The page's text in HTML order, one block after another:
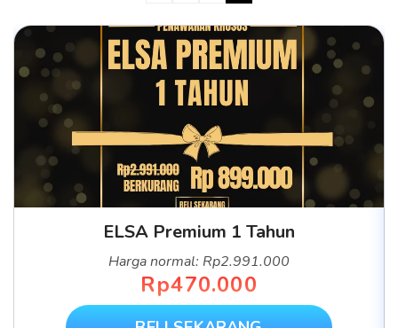
ELSA Premium 1 Tahun
Harga normal: Rp2.991.000
Rp470.000